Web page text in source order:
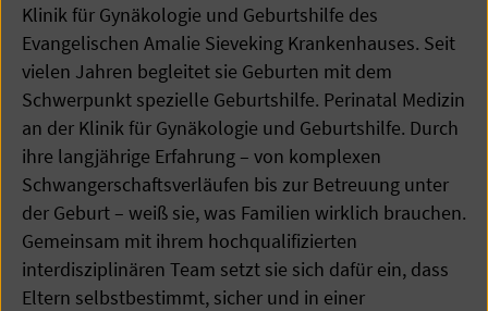
Klinik für Gynäkologie und Geburtshilfe des
Evangelischen Amalie Sieveking Krankenhauses. Seit
vielen Jahren begleitet sie Geburten mit dem
Schwerpunkt spezielle Geburtshilfe. Perinatal Medizin
an der Klinik für Gynäkologie und Geburtshilfe. Durch
ihre langjährige Erfahrung – von komplexen
Schwangerschaftsverläufen bis zur Betreuung unter
der Geburt – weiß sie, was Familien wirklich brauchen.
Gemeinsam mit ihrem hochqualifizierten
interdisziplinären Team setzt sie sich dafür ein, dass
Eltern selbstbestimmt, sicher und in einer